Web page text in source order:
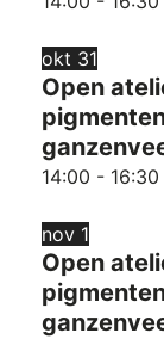
okt 31
Open
14:00 - 16:30
nov 1
Open